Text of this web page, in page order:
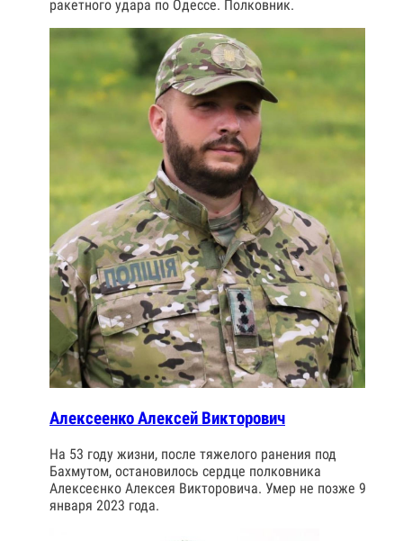
ракетного удара по Одессе. Полковник.
Алексеенко Алексей Викторович
На 53 году жизни, после тяжелого ранения под
Бахмутом, остановилось сердце полковника
Алексеєнко Алексея Викторовича. Умер не позже 9
января 2023 года.